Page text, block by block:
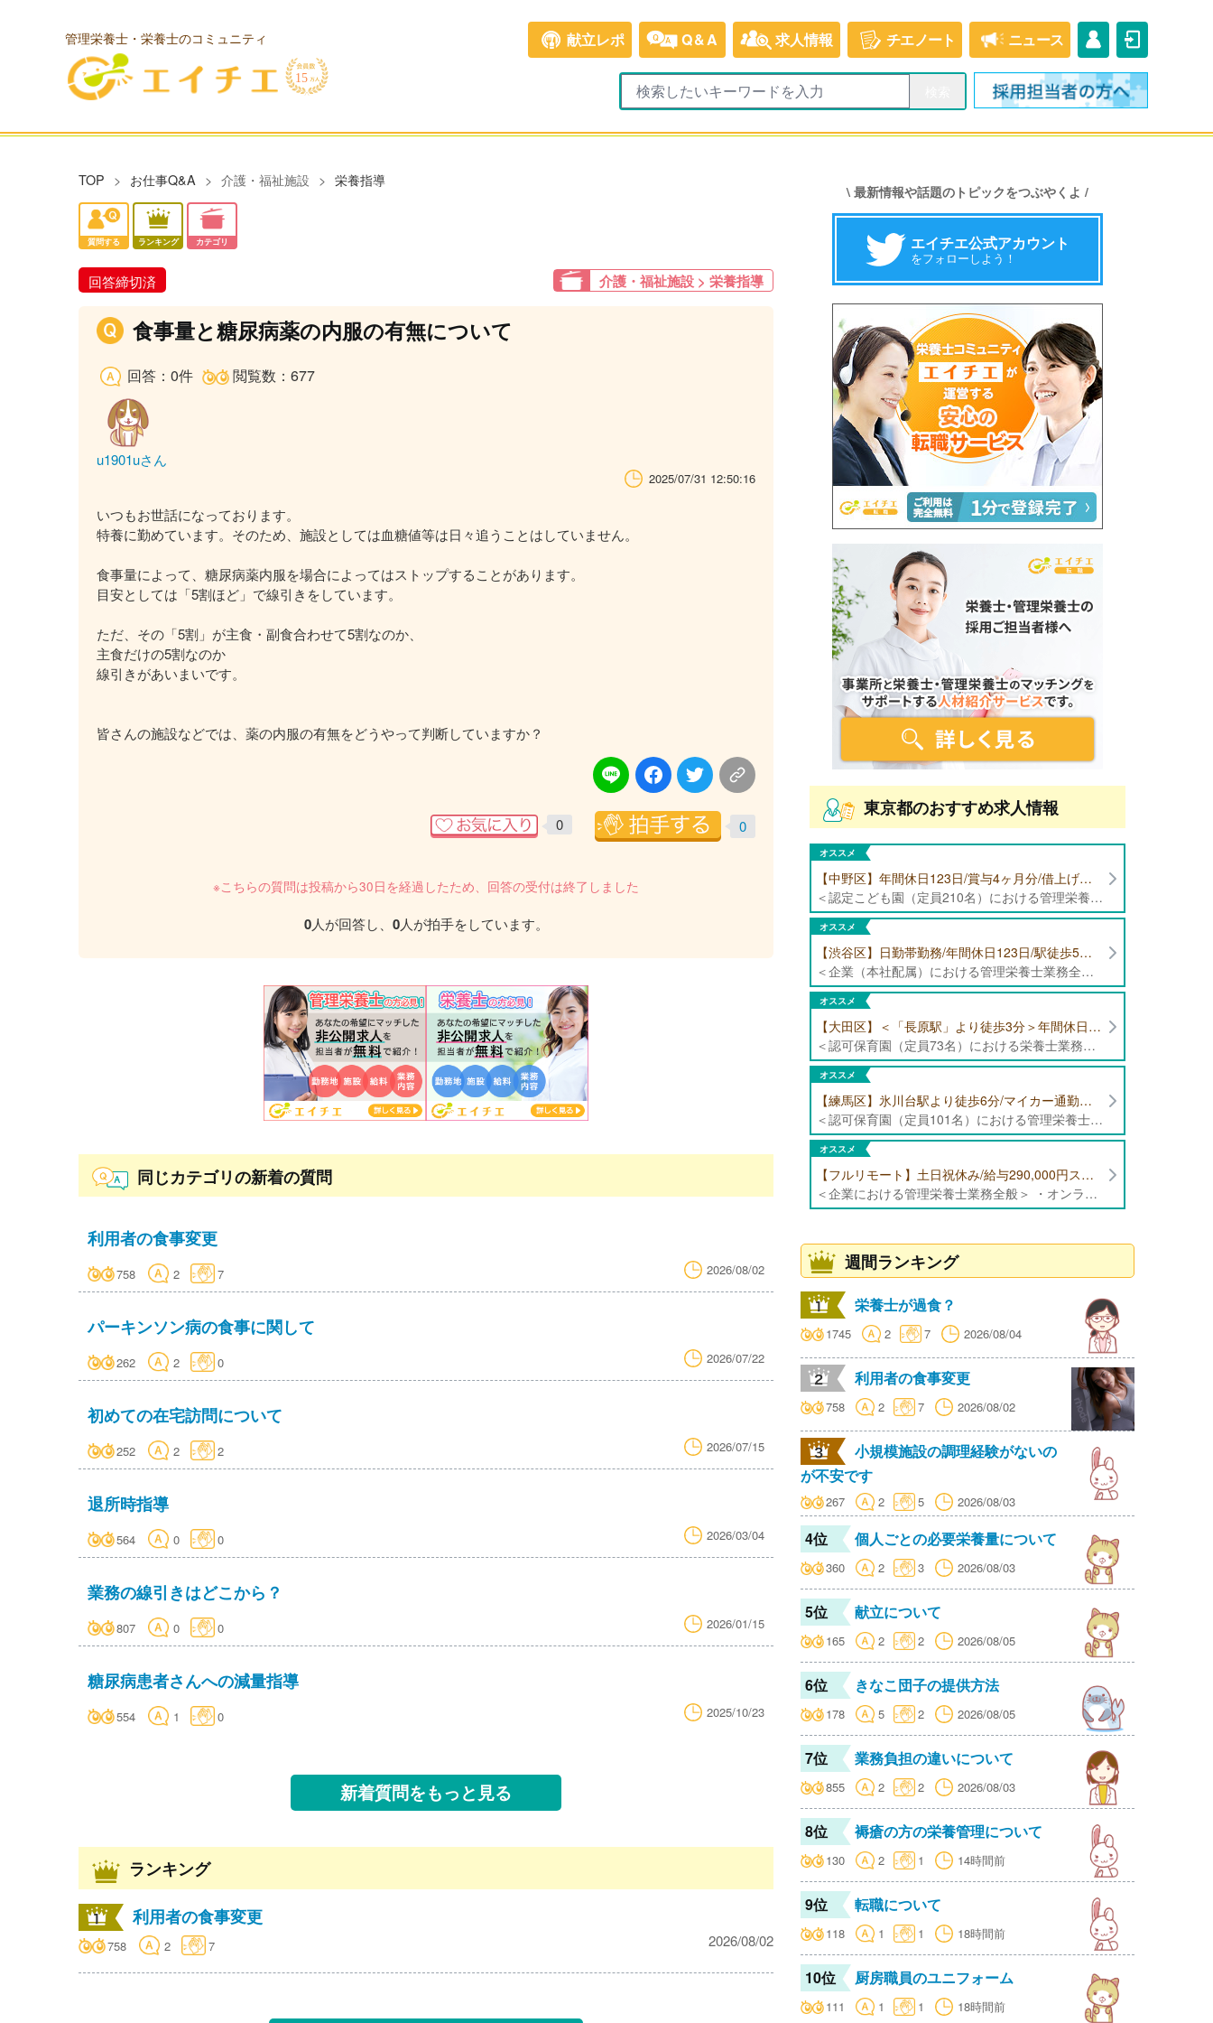
管理栄養士・栄養士のコミュニティ 献立レポ Q&A 求人情報 チエノート ニュース
TOP お仕事Q&A 介護・福祉施設 栄養指導
質問する ランキング カテゴリ
回答締切済 介護・福祉施設 > 栄養指導
食事量と糖尿病薬の内服の有無について
回答：0件 閲覧数：677
u1901uさん
2025/07/31 12:50:16
いつもお世話になっております。
特養に勤めています。そのため、施設としては血糖値等は日々追うことはしていません。
食事量によって、糖尿病薬内服を場合によってはストップすることがあります。
目安としては「5割ほど」で線引きをしています。
ただ、その「5割」が主食・副食合わせて5割なのか、
主食だけの5割なのか
線引きがあいまいです。
皆さんの施設などでは、薬の内服の有無をどうやって判断していますか？
0 0
※こちらの質問は投稿から30日を経過したため、回答の受付は終了しました
0人が回答し、 0人が拍手をしています。
同じカテゴリの新着の質問
利用者の食事変更
758 2 7 2026/08/02
パーキンソン病の食事に関して
262 2 0 2026/07/22
初めての在宅訪問について
252 2 2 2026/07/15
退所時指導
564 0 0 2026/03/04
業務の線引きはどこから？
807 0 0 2026/01/15
糖尿病患者さんへの減量指導
554 1 0 2025/10/23
新着質問をもっと見る
ランキング
利用者の食事変更
758 2 7 2026/08/02
\ 最新情報や話題のトピックをつぶやくよ /
エイチエ公式アカウント
をフォローしよう！
東京都のおすすめ求人情報
オススメ
【中野区】年間休日123日/賞与4ヶ月分/借上げ住宅制度あり 認定こども園（定員210名）にて管理栄養士・栄養士募集！
＜認定こども園（定員210名）における管理栄養士・栄養士業務全般＞ ・管理栄養士、栄養士業務全般
オススメ
【渋谷区】日勤帯勤務/年間休日123日/駅徒歩5分/企業（本社配属）にて管理栄養士募集！
＜企業（本社配属）における管理栄養士業務全般＞ ・本社および在宅（週1日程度）で、運営・受託する保育園（約50箇所）の管理栄養士・マネジメント業務全般 ・調理指導、育成 ・調理代行※欠員時 ・衛生管理 ・献立作成 ・食材発注 ・園長、調理スタッフとの給食会議 ・クライアント企業との給食会議（食育等の企画提案） ・採用業務（面接・施設見学同行）など ・担当保育園の定期巡回（直行やオンライン対応あり） ※23区内の認可保育園や、事業所内保育園（市川市、古河市、厚木市・追浜等）
オススメ
【大田区】＜「長原駅」より徒歩3分＞年間休日120日以上/最大10連休取得可能/日勤帯勤務のみ 認可保育園（定員73名）にて、栄養士の募集！
＜認可保育園（定員73名）における栄養士業務全般＞ ・調理（朝おやつ・給食・おやつ・補食） ・盛付け、片づけ ・食育、保育室への給食ラウンド、事務業務 ・調理室のお掃除、備蓄の確認、発注など ※定員:73名(0歳児6名、1歳歳児10名、2歳児12名、3歳-5歳児各15名)
オススメ
【練馬区】氷川台駅より徒歩6分/マイカー通勤可能/年間休日120日/賞与高水準 認可保育園（定員101名）にて管理栄養士・栄養士・調理師募集！
＜認可保育園（定員101名）における管理栄養士・栄養士・調理師業務全般＞ ・調理業務全般 ・離乳食、アレルギー除去食対応 ・食育活動
オススメ
【フルリモート】土日祝休み/給与290,000円スタート/残業少なめ 企業にて管理栄養士の募集！
＜企業における管理栄養士業務全般＞ ・オンラインでの栄養指導業務 ・サービス（生活習慣病重症化予防）の品質管理 ・専用アプリを通じたチャットでの栄養指導業務 ※フルリモートにて勤務可能です。 【応募条件】特定保健指導もしくは病院での栄養指導3年以上
週間ランキング
栄養士が過食？
1745 2 7 2026/08/04
利用者の食事変更
758 2 7 2026/08/02
小規模施設の調理経験がないの
が不安です
267 2 5 2026/08/03
4位 個人ごとの必要栄養量について
360 2 3 2026/08/03
5位 献立について
165 2 2 2026/08/05
6位 きなこ団子の提供方法
178 5 2 2026/08/05
7位 業務負担の違いについて
855 2 2 2026/08/03
8位 褥瘡の方の栄養管理について
130 2 1 14時間前
9位 転職について
118 1 1 18時間前
10位 厨房職員のユニフォーム
111 1 1 18時間前